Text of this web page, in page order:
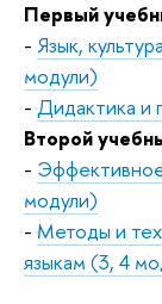
Первый
- Язык,
модули)
- Дидактика и
Второй
-
модули)
- Методы и
языкам (3, 4